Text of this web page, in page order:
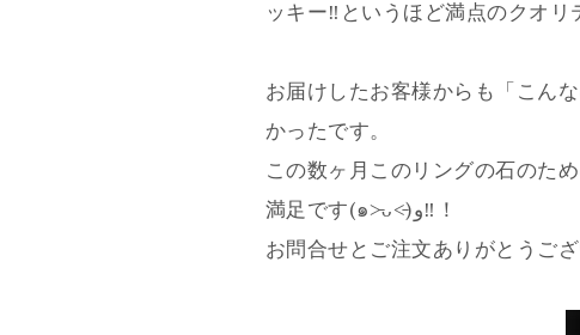
ッキー‼︎というほど満点のクオリ
お届けしたお客様からも「こん
かったです。
この数ヶ月このリングの石のた
満足です(๑˃̵ᴗ˂̵)و‼︎！
お問合せとご注文ありがとうござ